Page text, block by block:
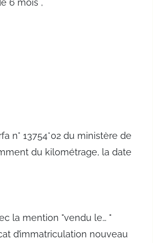
6 mois ,
n° 13754*02 du ministère de
du kilométrage, la date
la mention "vendu le… "
d’immatriculation nouveau